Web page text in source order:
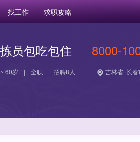
找工作 求职攻略
员包吃包住 8000-
60岁 | 全职 | 招聘8人 吉林省 ·长